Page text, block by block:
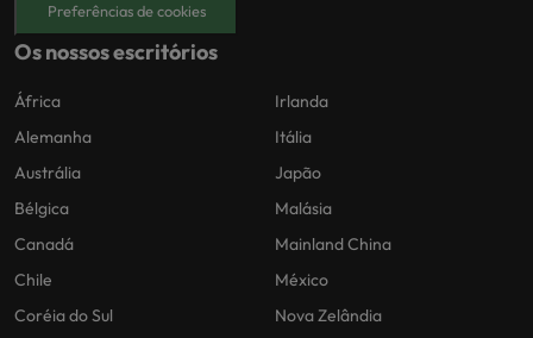
Preferências de cookies
Os nossos escritórios
África
Alemanha
Austrália
Bélgica
Canadá
Chile
Coréia do Sul
Irlanda
Itália
Japão
Malásia
Mainland China
México
Nova Zelândia